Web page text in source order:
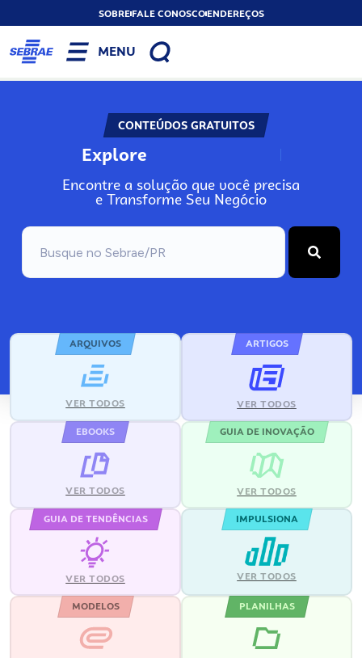
SOBREFALE CONOSCOENDEREÇOS
MENU
CONTEÚDOS GRATUITOS
Explore N
Encontre a solução que você precisa
e Transforme Seu Negócio
ARQUIVOS
VER TODOS
ARTIGOS
VER TODOS
EBOOKS
VER TODOS
GUIA DE INOVAÇÃO
VER TODOS
GUIA DE TENDÊNCIAS
VER TODOS
IMPULSIONA
VER TODOS
MODELOS PLANILHAS